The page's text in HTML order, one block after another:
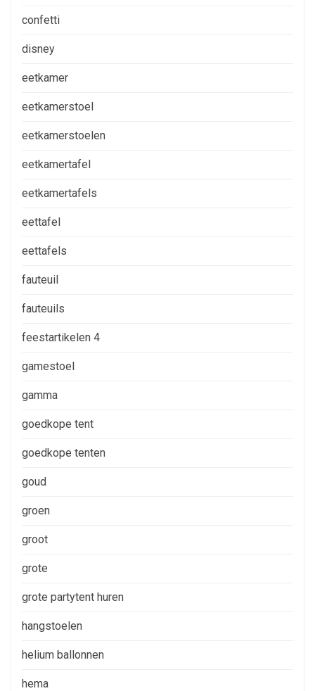
confetti
disney
eetkamer
eetkamerstoel
eetkamerstoelen
eetkamertafel
eetkamertafels
eettafel
eettafels
fauteuil
fauteuils
feestartikelen 4
gamestoel
gamma
goedkope tent
goedkope tenten
goud
groen
groot
grote
grote partytent huren
hangstoelen
helium ballonnen
hema